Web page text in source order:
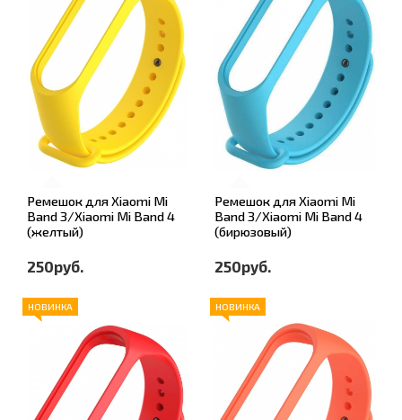
Ремешок для Xiaomi Mi
Band 3/Xiaomi Mi Band 4
(желтый)
250руб.
Ремешок для Xiaomi Mi
Band 3/Xiaomi Mi Band 4
(бирюзовый)
250руб.
НОВИНКА НОВИНКА